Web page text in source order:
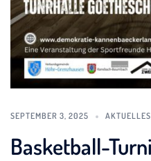
SEPTEMBER 3, 2025 AKTUELLES
Basketball-